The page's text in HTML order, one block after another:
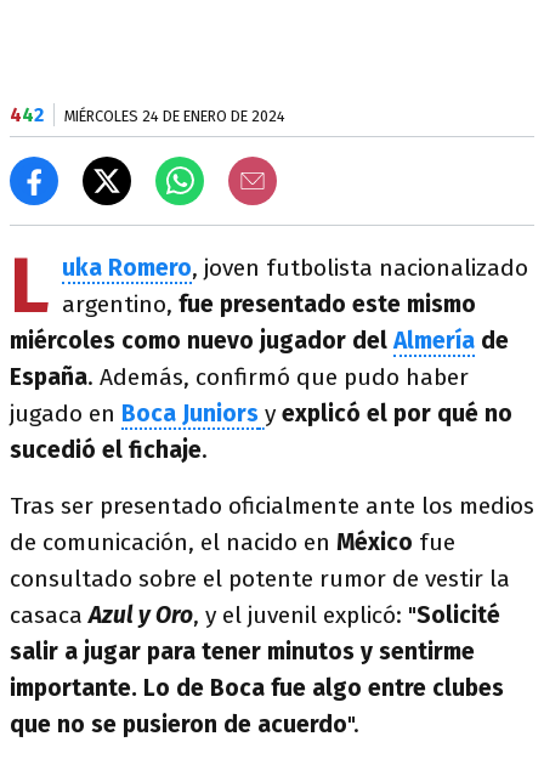
442 MIÉRCOLES 24 DE ENERO DE 2024
L uka Romero, joven futbolista nacionalizado
argentino, fue presentado este mismo
miércoles como nuevo jugador delAlmería de
España. Además, confirmó que pudo haber
jugado en Boca Juniors y explicó el por qué no
sucedió el fichaje.
Tras ser presentado oficialmente ante los medios
de comunicación, el nacido en México fue
consultado sobre el potente rumor de vestir la
casacaAzul y Oro, y el juvenil explicó: "Solicité
salir a jugar para tener minutos y sentirme
importante. Lo de Boca fue algo entre clubes
que no se pusieron de acuerdo".